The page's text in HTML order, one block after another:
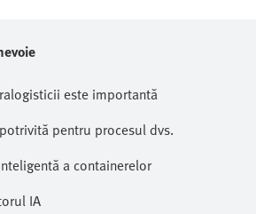
este importantă
pentru procesul dvs.
a containerelor
IA